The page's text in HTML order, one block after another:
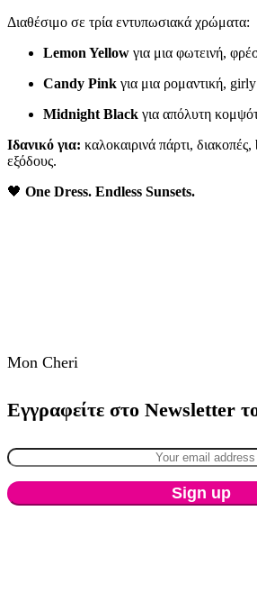
Διαθέσιμο σε τρία εντυπωσιακά χρώματα:
Lemon Yellow για μια φωτεινή,
Candy Pink για μια ρομαντική,
Midnight Black για απόλυτη
Ιδανικό για: καλοκαιρινά πάρτι,
εξόδους.
🖤 One Dress. Endless Sunsets.
Mon Cheri
Εγγραφείτε στο Newsletter